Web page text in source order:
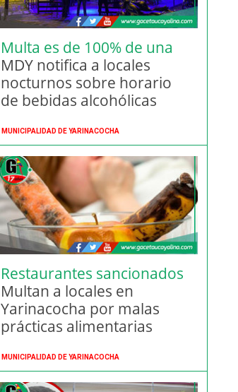
Multa es de 100% de una
UIT
MDY notifica a locales
nocturnos sobre horario
de bebidas alcohólicas
MUNICIPALIDAD DE YARINACOCHA
Restaurantes sancionados
Multan a locales en
Yarinacocha por malas
prácticas alimentarias
MUNICIPALIDAD DE YARINACOCHA